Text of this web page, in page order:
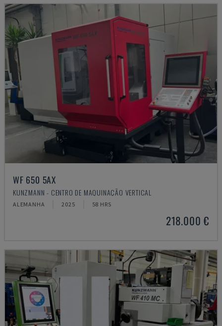
WF 650 5AX
KUNZMANN - CENTRO DE MAQUINAÇÃO VERTICAL
ALEMANHA 2025 58 HRS
218.000 €